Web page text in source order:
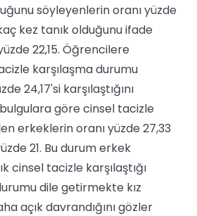
söyleyenlerin oranı yüzde
kez tanık olduğunu ifade
22,15. Öğrencilere
karşılaşma durumu
24,17'si karşılaştığını
göre cinsel tacizle
erkeklerin oranı yüzde 27,33
21. Bu durum erkek
cinsel tacizle karşılaştığı
dile getirmekte kız
açık davrandığını gözler